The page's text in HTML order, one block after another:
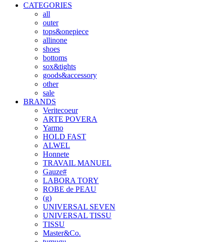
CATEGORIES
all
outer
tops&onepiece
allinone
shoes
bottoms
sox&tights
goods&accessory
other
sale
BRANDS
Veritecoeur
ARTE POVERA
Yarmo
HOLD FAST
ALWEL
Honnete
TRAVAIL MANUEL
Gauze#
LABORA TORY
ROBE de PEAU
(g)
UNIVERSAL SEVEN
UNIVERSAL TISSU
TISSU
Master&Co.